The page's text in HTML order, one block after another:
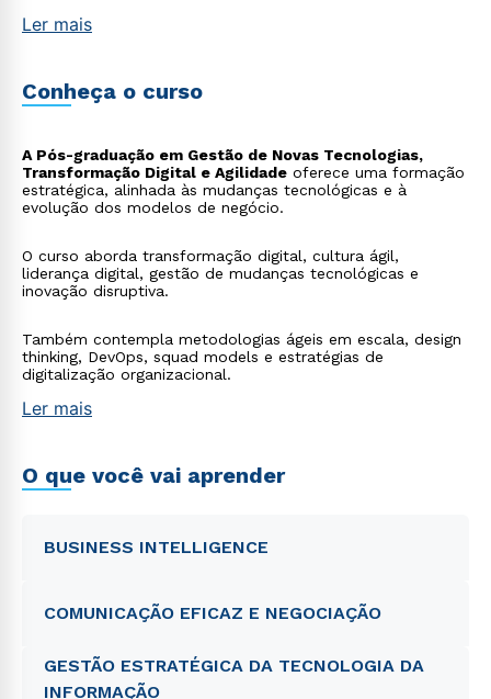
Ler mais
Conheça o curso
A Pós-graduação em Gestão de Novas Tecnologias,
Transformação Digital e Agilidade oferece uma formação
estratégica, alinhada às mudanças tecnológicas e à
evolução dos modelos de negócio.
O curso aborda transformação digital, cultura ágil,
liderança digital, gestão de mudanças tecnológicas e
inovação disruptiva.
Também contempla metodologias ágeis em escala, design
thinking, DevOps, squad models e estratégias de
digitalização organizacional.
Ler mais
O que você vai aprender
BUSINESS INTELLIGENCE
COMUNICAÇÃO EFICAZ E NEGOCIAÇÃO
GESTÃO ESTRATÉGICA DA TECNOLOGIA DA
INFORMAÇÃO